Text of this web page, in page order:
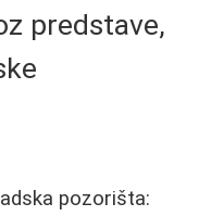
predstave,
pozorišta: